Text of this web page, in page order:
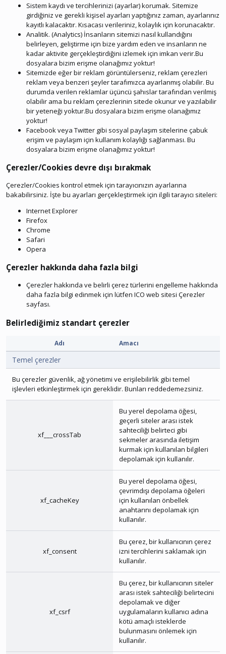
Sistem kaydı ve tercihlerinizi (ayarlar) korumak. Sitemize
girdiğiniz ve gerekli kişisel ayarları yaptığınız zaman, ayarlarınız
kayıtlı kalacaktır. Kısacası verileriniz, kolaylık için korunacaktır.
Analitik. (Analytics) İnsanların sitemizi nasıl kullandığını
belirleyen, geliştirme için bize yardım eden ve insanların ne
kadar aktivite gerçekleştirdiğini izlemek için imkan verir.Bu
dosyalara bizim erişme olanağımız yoktur!
Sitemizde eğer bir reklam görüntülerseniz, reklam çerezleri
reklam veya benzeri şeyler tarafımızca ayarlanmış olabilir. Bu
durumda verilen reklamlar üçüncü şahıslar tarafından verilmiş
olabilir ama bu reklam çerezlerinin sitede okunur ve yazılabilir
bir yeteneği yoktur.Bu dosyalara bizim erişme olanağımız
yoktur!
Facebook veya Twitter gibi sosyal paylaşım sitelerine çabuk
erişim ve paylaşım için kullanım kolaylığı sağlanması. Bu
dosyalara bizim erişme olanağımız yoktur!
Çerezler/Cookies devre dışı bırakmak
Çerezler/Cookies kontrol etmek için tarayıcınızın ayarlarına
bakabilirsiniz. İşte bu ayarları gerçekleştirmek için ilgili tarayıcı siteleri:
Internet Explorer
Firefox
Chrome
Safari
Opera
Çerezler hakkında daha fazla bilgi
Çerezler hakkında ve belirli çerez türlerini engelleme hakkında
daha fazla bilgi edinmek için lütfen ICO web sitesi Çerezler
sayfası.
Belirlediğimiz standart çerezler
Adı Amacı
Temel çerezler
Bu çerezler güvenlik, ağ yönetimi ve erişilebilirlik gibi temel
işlevleri etkinleştirmek için gereklidir. Bunları reddedemezsiniz.
xf___crossTab
Bu yerel depolama öğesi,
geçerli siteler arası istek
sahteciliği belirteci gibi
sekmeler arasında iletişim
kurmak için kullanılan bilgileri
depolamak için kullanılır.
xf_cacheKey
Bu yerel depolama öğesi,
çevrimdışı depolama öğeleri
için kullanılan önbellek
anahtarını depolamak için
kullanılır.
xf_consent
Bu çerez, bir kullanıcının çerez
izni tercihlerini saklamak için
kullanılır.
xf_csrf
Bu çerez, bir kullanıcının siteler
arası istek sahteciliği belirtecini
depolamak ve diğer
uygulamaların kullanıcı adına
kötü amaçlı isteklerde
bulunmasını önlemek için
kullanılır.